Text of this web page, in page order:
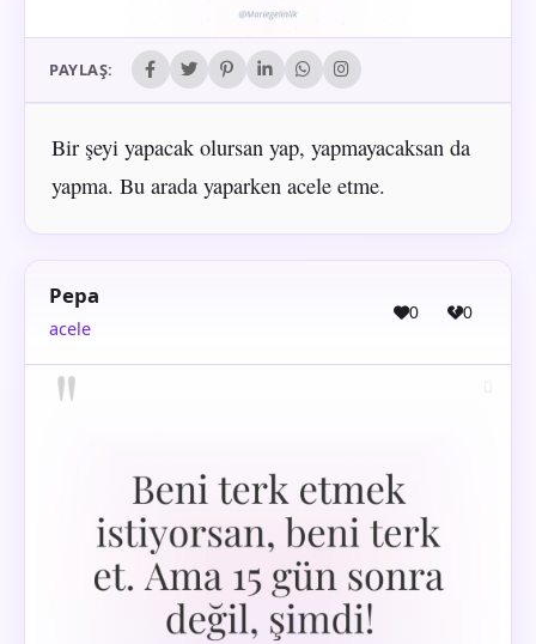
PAYLAŞ:
Bir şeyi yapacak olursan yap, yapmayacaksan da
yapma. Bu arada yaparken acele etme.
Pepa
acele
0 0